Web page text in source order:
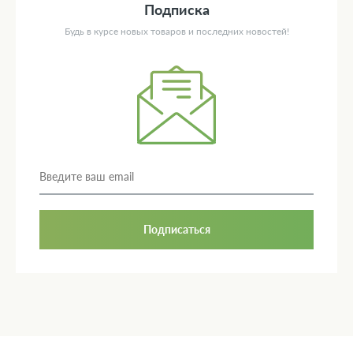
Подписка
Будь в курсе новых товаров и последних новостей!
Подписаться